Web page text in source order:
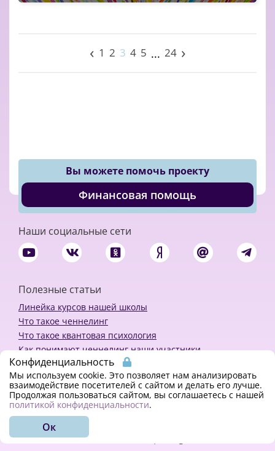
‹ 1 2 3 4 5 ... 24 ›
Вы можете помочь проекту
Финансовая помощь
Наши социальные сети
Полезные статьи
Линейка курсов нашей школы
Что такое ченнелинг
Что такое квантовая психология
Как понимают ченнелинг наши участники
Политика конфиденциальности
Закажи ченнелинг
© 2018 - 2023 Kvreal2018 | All rights reserved.
Конфиденциальность
Мы используем cookie. Это позволяет нам анализировать
взаимодействие посетителей с сайтом и делать его лучше.
Продолжая пользоваться сайтом, вы соглашаетесь с нашей
политикой конфиденциальности.
Ок